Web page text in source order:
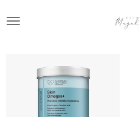
hoofdinhoud